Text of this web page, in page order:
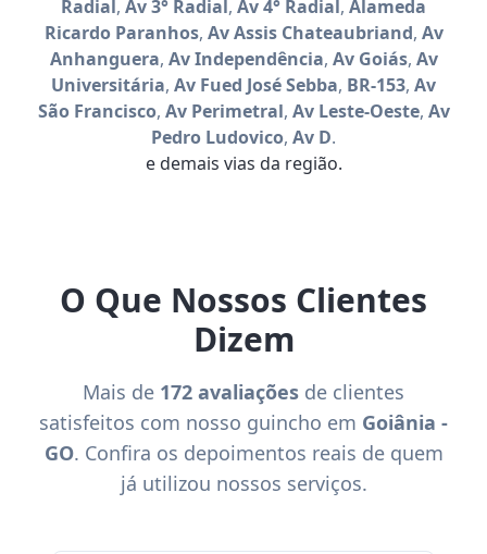
Radial , Av 3° Radial , Av 4° Radial , Alameda
Ricardo Paranhos, Av Assis Chateaubriand, Av
Anhanguera, Av Independência, Av Goiás, Av
Universitária, Av Fued José Sebba, BR-153, Av
São Francisco, Av Perimetral, Av Leste-Oeste, Av
Pedro Ludovico, Av D.
e demais vias da região.
O Que Nossos Clientes
Dizem
Mais de 172 avaliações de clientes
satisfeitos com nosso guincho em Goiânia -
GO. Confira os depoimentos reais de quem
já utilizou nossos serviços.